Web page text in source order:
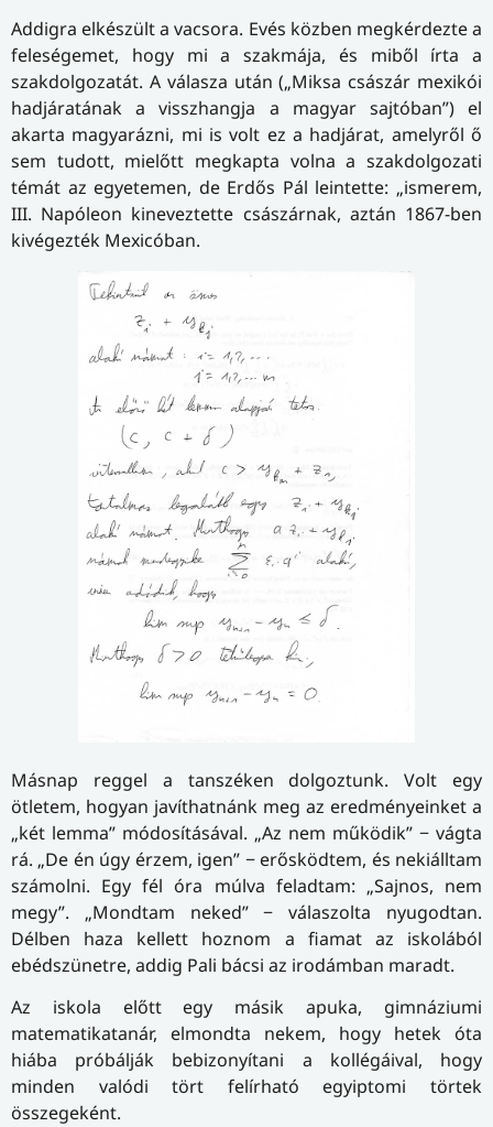
Addigra elkészült a vacsora. Evés közben megkérdezte a
feleségemet, hogy mi a szakmája, és miből írta a
szakdolgozatát. A válasza után („Miksa császár mexikói
hadjáratának a visszhangja a magyar sajtóban”) el
akarta magyarázni, mi is volt ez a hadjárat, amelyről ő
sem tudott, mielőtt megkapta volna a szakdolgozati
témát az egyetemen, de Erdős Pál leintette: „ismerem,
III. Napóleon kineveztette császárnak, aztán 1867-ben
kivégezték Mexicóban.
Másnap reggel a tanszéken dolgoztunk. Volt egy
ötletem, hogyan javíthatnánk meg az eredményeinket a
„két lemma” módosításával. „Az nem működik” − vágta
rá. „De én úgy érzem, igen” − erősködtem, és nekiálltam
számolni. Egy fél óra múlva feladtam: „Sajnos, nem
megy”. „Mondtam neked” − válaszolta nyugodtan.
Délben haza kellett hoznom a fiamat az iskolából
ebédszünetre, addig Pali bácsi az irodámban maradt.
Az iskola előtt egy másik apuka, gimnáziumi
matematikatanár, elmondta nekem, hogy hetek óta
hiába próbálják bebizonyítani a kollégáival, hogy
minden valódi tört felírható egyiptomi törtek
összegeként.